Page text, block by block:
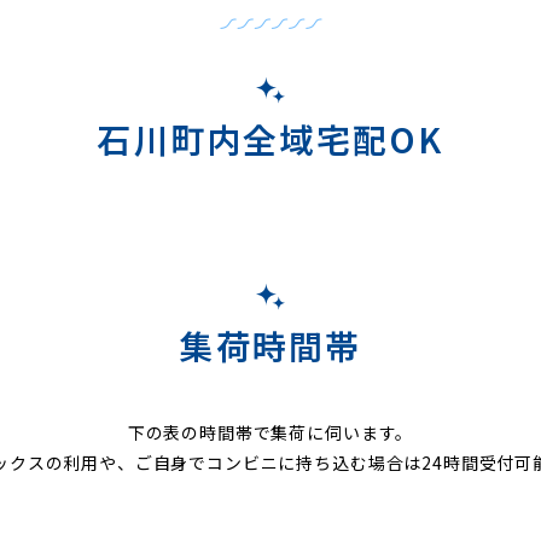
石川町内全域宅配OK
集荷時間帯
下の表の時間帯で集荷に伺います。
クスの利用や、ご自身でコンビニに持ち込む場合は24時間受付可